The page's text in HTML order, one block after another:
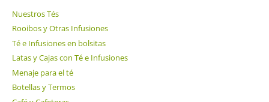
Nuestros Tés
Rooibos y Otras Infusiones
Té e Infusiones en bolsitas
Latas y Cajas con Té e Infusiones
Menaje para el té
Botellas y Termos